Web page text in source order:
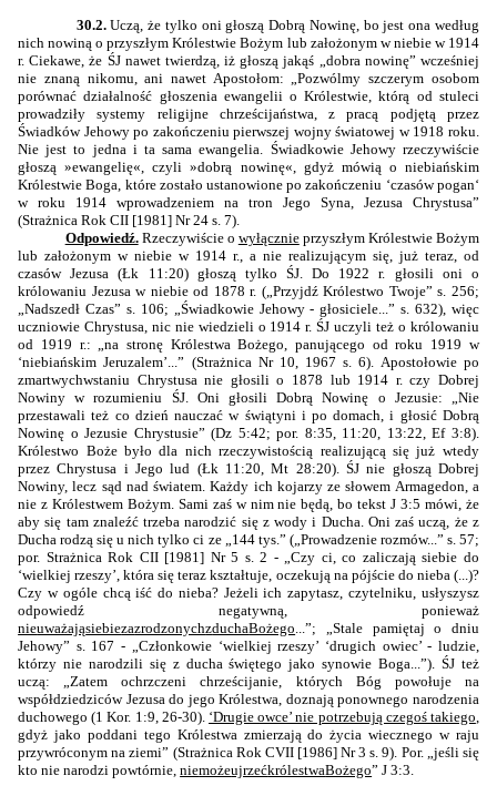
30.2.Uczą, że tylko oni głoszą Dobrą Nowinę, bo jest ona według
nich nowiną o przyszłym Królestwie Bożym lub założonym w niebie w 1914
r. Ciekawe, że ŚJ nawet twierdzą, iż głoszą jakąś „dobra nowinę” wcześniej
nie znaną nikomu, ani nawet Apostołom: „Pozwólmy szczerym osobom
porównać działalność głoszenia ewangelii o Królestwie, którą od stuleci
prowadziły systemy religijne chrześcijaństwa, z pracą podjętą przez
Świadków Jehowy po zakończeniu pierwszej wojny światowej w 1918 roku.
Nie jest to jedna i ta sama ewangelia. Świadkowie Jehowy rzeczywiście
głoszą »ewangelię«, czyli »dobrą nowinę«, gdyż mówią o niebiańskim
Królestwie Boga, które zostało ustanowione po zakończeniu ‘czasów pogan‘
w roku 1914 wprowadzeniem na tron Jego Syna, Jezusa Chrystusa”
(Strażnica Rok CII [1981] Nr 24 s. 7).
Odpowiedź.Rzeczywiście o wyłącznieprzyszłym Królestwie Bożym
lub założonym w niebie w 1914 r., a nie realizującym się, już teraz, od
czasów Jezusa (Łk 11:20) głoszą tylko ŚJ. Do 1922 r. głosili oni o
królowaniu Jezusa w niebie od 1878 r. („Przyjdź Królestwo Twoje” s. 256;
„Nadszedł Czas” s. 106; „Świadkowie Jehowy - głosiciele...” s. 632), więc
uczniowie Chrystusa, nic nie wiedzieli o 1914 r. ŚJ uczyli też o królowaniu
od 1919 r.: „na stronę Królestwa Bożego, panującego od roku 1919 w
‘niebiańskim Jeruzalem’...” (Strażnica Nr 10, 1967 s. 6). Apostołowie po
zmartwychwstaniu Chrystusa nie głosili o 1878 lub 1914 r. czy Dobrej
Nowiny w rozumieniu ŚJ. Oni głosili Dobrą Nowinę o Jezusie: „Nie
przestawali też co dzień nauczać w świątyni i po domach, i głosić Dobrą
Nowinę o Jezusie Chrystusie” (Dz 5:42; por. 8:35, 11:20, 13:22, Ef 3:8).
Królestwo Boże było dla nich rzeczywistością realizującą się już wtedy
przez Chrystusa i Jego lud (Łk 11:20, Mt 28:20). ŚJ nie głoszą Dobrej
Nowiny, lecz sąd nad światem. Każdy ich kojarzy ze słowem Armagedon, a
nie z Królestwem Bożym. Sami zaś w nim nie będą, bo tekst J 3:5 mówi, że
aby się tam znaleźć trzeba narodzić się z wody i Ducha. Oni zaś uczą, że z
Ducha rodzą się u nich tylko ci ze „144 tys.” („Prowadzenie rozmów...” s. 57;
por. Strażnica Rok CII [1981] Nr 5 s. 2 - „Czy ci, co zaliczają siebie do
‘wielkiej rzeszy’, która się teraz kształtuje, oczekują na pójście do nieba (...)?
Czy w ogóle chcą iść do nieba? Jeżeli ich zapytasz, czytelniku, usłyszysz
odpowiedź negatywną, ponieważ
nieuważająsiebiezazrodzonychzduchaBożego...”; „Stale pamiętaj o dniu
Jehowy” s. 167 - „Członkowie ‘wielkiej rzeszy’ ‘drugich owiec’ - ludzie,
którzy nie narodzili się z ducha świętego jako synowie Boga...”). ŚJ też
uczą: „Zatem ochrzczeni chrześcijanie, których Bóg powołuje na
współdziedziców Jezusa do jego Królestwa, doznają ponownego narodzenia
duchowego (1 Kor. 1:9, 26-30). ‘Drugie owce’ nie potrzebują czegoś takiego,
gdyż jako poddani tego Królestwa zmierzają do życia wiecznego w raju
przywróconym na ziemi” (Strażnica Rok CVII [1986] Nr 3 s. 9). Por. „jeśli się
kto nie narodzi powtórnie,niemożeujrzećkrólestwaBożego” J 3:3.